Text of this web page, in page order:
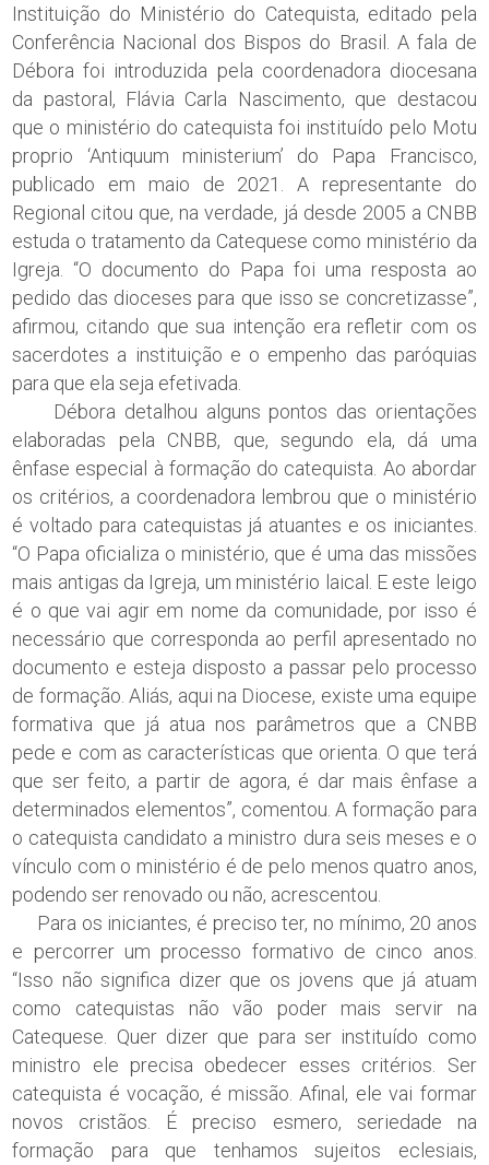
Instituição do Ministério do Catequista, editado pela
Conferência Nacional dos Bispos do Brasil. A fala de
Débora foi introduzida pela coordenadora diocesana
da pastoral, Flávia Carla Nascimento, que destacou
que o ministério do catequista foi instituído pelo Motu
proprio ‘Antiquum ministerium’ do Papa Francisco,
publicado em maio de 2021. A representante do
Regional citou que, na verdade, já desde 2005 a CNBB
estuda o tratamento da Catequese como ministério da
Igreja. “O documento do Papa foi uma resposta ao
pedido das dioceses para que isso se concretizasse”,
afirmou, citando que sua intenção era refletir com os
sacerdotes a instituição e o empenho das paróquias
para que ela seja efetivada.
Débora detalhou alguns pontos das orientações
elaboradas pela CNBB, que, segundo ela, dá uma
ênfase especial à formação do catequista. Ao abordar
os critérios, a coordenadora lembrou que o ministério
é voltado para catequistas já atuantes e os iniciantes.
“O Papa oficializa o ministério, que é uma das missões
mais antigas da Igreja, um ministério laical. E este leigo
é o que vai agir em nome da comunidade, por isso é
necessário que corresponda ao perfil apresentado no
documento e esteja disposto a passar pelo processo
de formação. Aliás, aqui na Diocese, existe uma equipe
formativa que já atua nos parâmetros que a CNBB
pede e com as características que orienta. O que terá
que ser feito, a partir de agora, é dar mais ênfase a
determinados elementos”, comentou. A formação para
o catequista candidato a ministro dura seis meses e o
vínculo com o ministério é de pelo menos quatro anos,
podendo ser renovado ou não, acrescentou.
Para os iniciantes, é preciso ter, no mínimo, 20 anos
e percorrer um processo formativo de cinco anos.
“Isso não significa dizer que os jovens que já atuam
como catequistas não vão poder mais servir na
Catequese. Quer dizer que para ser instituído como
ministro ele precisa obedecer esses critérios. Ser
catequista é vocação, é missão. Afinal, ele vai formar
novos cristãos. É preciso esmero, seriedade na
formação para que tenhamos sujeitos eclesiais,